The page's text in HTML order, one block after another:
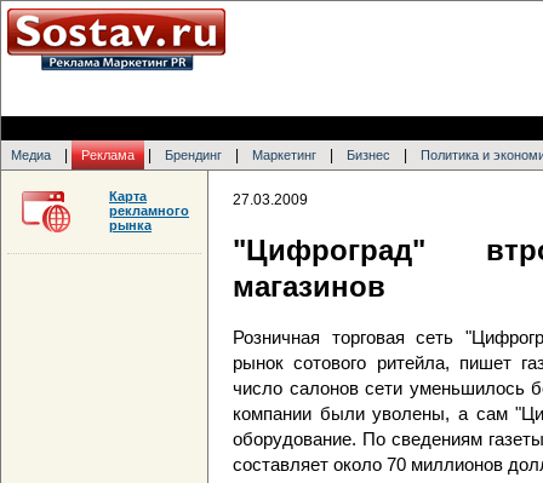
Медиа Реклама Брендинг Маркетинг Бизнес Политика и
27.03.2009
"Цифроград"
магазинов
Розничная торговая сеть
рынок сотового ритейла, пишет
число салонов сети уменьшилось
компании были уволены, а сам
оборудование. По сведениям
составляет около 70 миллионов
Карта
рекламного
рынка